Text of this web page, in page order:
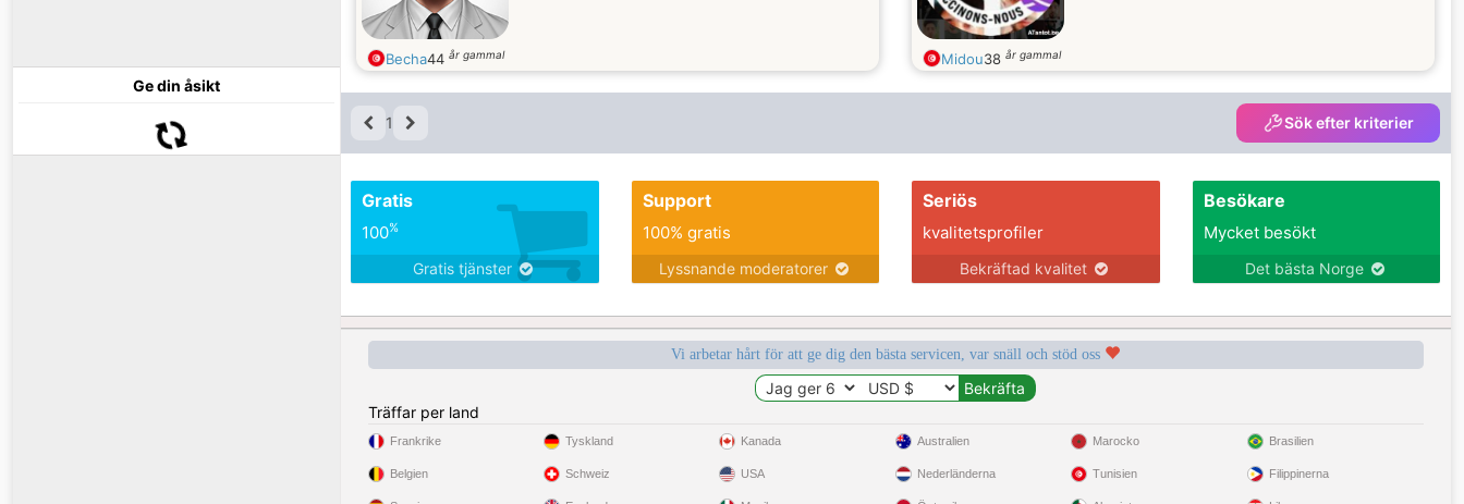
Ge din åsikt
Becha44 år gammal Midou38 år gammal
1 Sök efter kriterier
Gratis
100%
Gratis tjänster
Support
100% gratis
Lyssnande moderatorer
Seriös
kvalitetsprofiler
Bekräftad kvalitet
Besökare
Mycket besökt
Det bästa Norge
Vi arbetar hårt för att ge dig den bästa servicen, var snäll och stöd oss
Träffar per land
Frankrike
Belgien
Tyskland
Schweiz
Kanada
USA
Australien
Nederländerna
Marocko
Tunisien
Brasilien
Filippinerna